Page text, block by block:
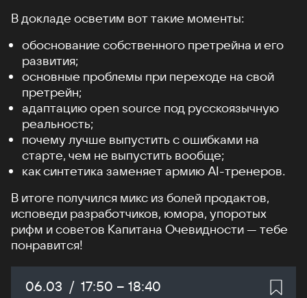
В докладе осветим вот такие моменты:
обоснование собственного претрейна и его
развития;
основные проблемы при переходе на свой
претрейн;
адаптацию open source под русскоязычную
реальность;
почему лучше выпустить с ошибками на
старте, чем не выпустить вообще;
как синтетика заменяет армию AI-тренеров.
В итоге получился микс из болей продактов,
исповеди разработчиков, юмора, упоротых
рифм и советов Капитана Очевидности — тебе
понравится!
Дата:
06.03 / Начало:
17:50 – Конец:
18:40